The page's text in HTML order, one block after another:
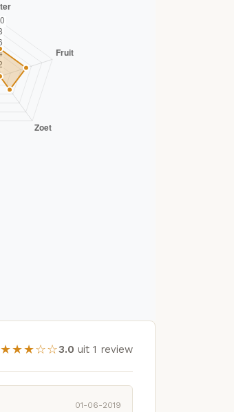
★★★☆☆3.0 uit 1 review
01-06-2019